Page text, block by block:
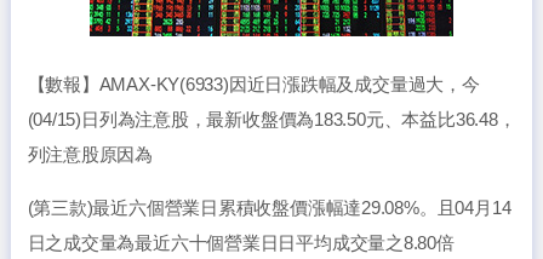
【數報】AMAX-KY(6933)因近日漲跌幅及成交量過大，今
(04/15)日列為注意股，最新收盤價為183.50元、本益比36.48，
列注意股原因為
(第三款)最近六個營業日累積收盤價漲幅達29.08%。且04月14
日之成交量為最近六十個營業日日平均成交量之8.80倍